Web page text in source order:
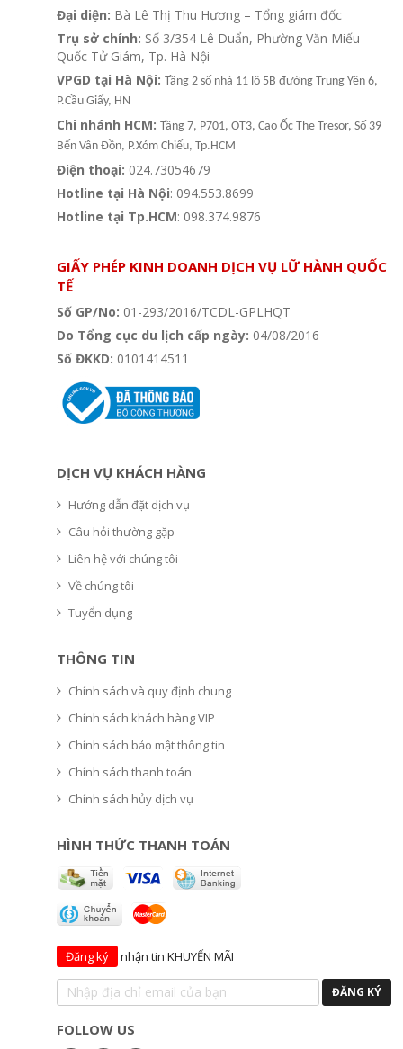
Đại diện: Bà Lê Thị Thu Hương – Tổng giám đốc
Trụ sở chính: Số 3/354 Lê Duẩn, Phường Văn Miếu -
Quốc Tử Giám, Tp. Hà Nội
VPGD tại Hà Nội: Tầng 2 số nhà 11 lô 5B đường Trung Yên 6,
P.Cầu Giấy, HN
Chi nhánh HCM: Tầng 7, P701, OT3, Cao Ốc The Tresor, Số 39
Bến Vân Đồn, P.Xóm Chiếu, Tp.HCM
Điện thoại: 024.73054679
Hotline tại Hà Nội: 094.553.8699
Hotline tại Tp.HCM: 098.374.9876
GIẤY PHÉP KINH DOANH DỊCH VỤ LỮ HÀNH QUỐC
TẾ
Số GP/No: 01-293/2016/TCDL-GPLHQT
Do Tổng cục du lịch cấp ngày: 04/08/2016
Số ĐKKD: 0101414511
DỊCH VỤ KHÁCH HÀNG
Hướng dẫn đặt dịch vụ
Câu hỏi thường gặp
Liên hệ với chúng tôi
Về chúng tôi
Tuyển dụng
THÔNG TIN
Chính sách và quy định chung
Chính sách khách hàng VIP
Chính sách bảo mật thông tin
Chính sách thanh toán
Chính sách hủy dịch vụ
HÌNH THỨC THANH TOÁN
Đăng ký nhận tin KHUYẾN MÃI
FOLLOW US